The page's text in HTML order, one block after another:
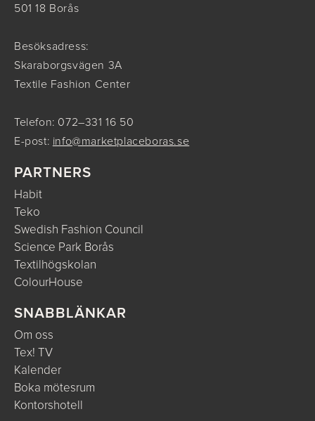
501 18 Borås
Besöksadress:
Skaraborgsvägen 3A
Textile Fashion Center
Telefon: 072–331 16 50
E-post: info@marketplaceboras.se
PARTNERS
Habit
Teko
Swedish Fashion Council
Science Park Borås
Textilhögskolan
ColourHouse
SNABBLÄNKAR
Om oss
Tex! TV
Kalender
Boka mötesrum
Kontorshotell